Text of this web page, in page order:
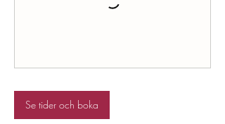
Se tider och boka